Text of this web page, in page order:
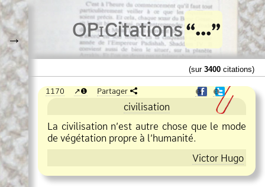
→ OPiCitations
(sur 3400 citations)
1170 ❶ Partager ❶ ❶
civilisation
La civilisation n’est autre chose que le mode
de végétation propre à l’humanité.
Victor Hugo